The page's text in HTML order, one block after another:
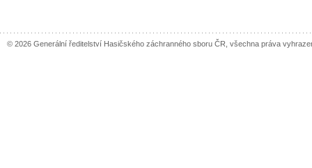
© 2026 Generální ředitelství Hasičského záchranného sboru ČR, všechna práva